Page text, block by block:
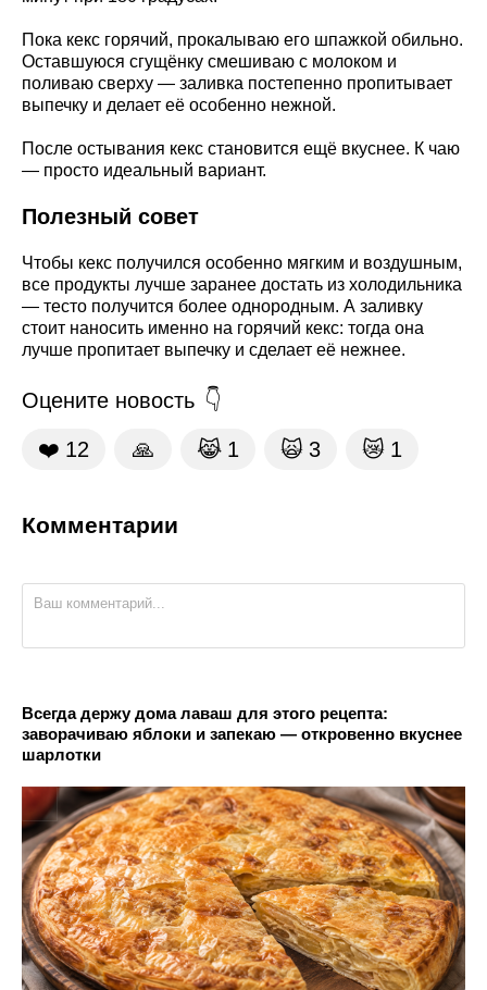
Пока кекс горячий, прокалываю его шпажкой обильно.
Оставшуюся сгущёнку смешиваю с молоком и
поливаю сверху — заливка постепенно пропитывает
выпечку и делает её особенно нежной.
После остывания кекс становится ещё вкуснее. К чаю
— просто идеальный вариант.
Полезный совет
Чтобы кекс получился особенно мягким и воздушным,
все продукты лучше заранее достать из холодильника
— тесто получится более однородным. А заливку
стоит наносить именно на горячий кекс: тогда она
лучше пропитает выпечку и сделает её нежнее.
Оцените новость
❤️ 12 🙏 😹 1 🙀 3 😿 1
Комментарии
Всегда держу дома лаваш для этого рецепта:
заворачиваю яблоки и запекаю — откровенно вкуснее
шарлотки